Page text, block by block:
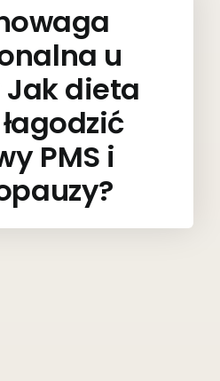
u
dieta
PMS i